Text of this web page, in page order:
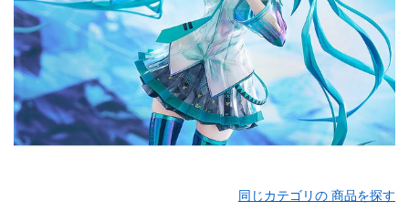
同じカテゴリの 商品を探す